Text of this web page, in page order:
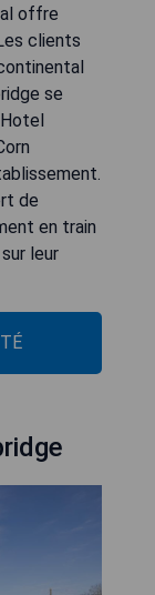
offre
clients
se
de
en train
leur